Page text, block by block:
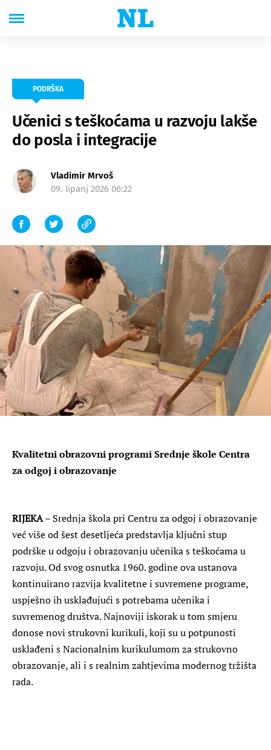
PODRŠKA
Učenici s teškoćama u razvoju lakše
do posla i integracije
Vladimir Mrvoš
09. lipanj 2026 06:22
Kvalitetni obrazovni programi Srednje škole Centra
za odgoj i obrazovanje
RIJEKA– Srednja škola pri Centru za odgoj i obrazovanje
već više od šest desetljeća predstavlja ključni stup
podrške u odgoju i obrazovanju učenika s teškoćama u
razvoju. Od svog osnutka 1960. godine ova ustanova
kontinuirano razvija kvalitetne i suvremene programe,
uspješno ih usklađujući s potrebama učenika i
suvremenog društva. Najnoviji iskorak u tom smjeru
donose novi strukovni kurikuli, koji su u potpunosti
usklađeni s Nacionalnim kurikulumom za strukovno
obrazovanje, ali i s realnim zahtjevima modernog tržišta
rada.